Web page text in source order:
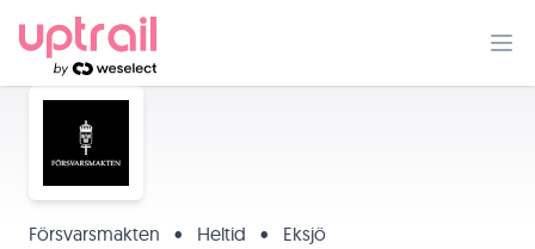
Försvarsmakten • Heltid • Eksjö